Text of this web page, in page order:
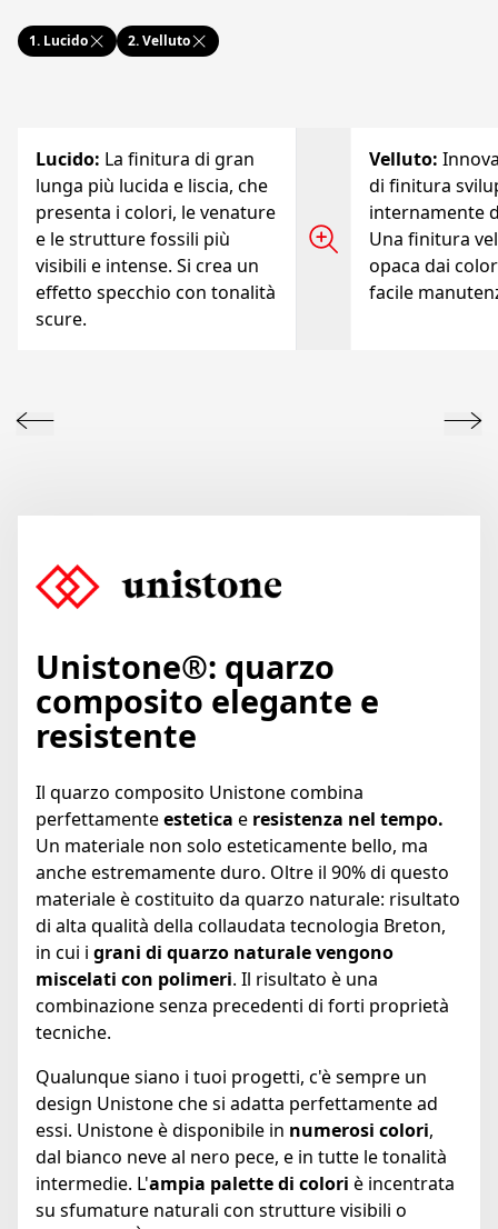
1. Lucido 2.Velluto
Lucido: La finitura di gran
lunga più lucida e liscia, che
presenta i colori, le venature
e le strutture fossili più
visibili e intense. Si crea un
effetto specchio con tonalità
scure.
Velluto:
di finitura
internamente
Una finitura
opaca dai
facile
Unistone®: quarzo
composito elegante e
resistente
Il quarzo composito Unistone combina
perfettamenteestetica e resistenza nel tempo.
Un materiale non solo esteticamente bello, ma
anche estremamente duro. Oltre il 90% di questo
materiale è costituito da quarzo naturale: risultato
di alta qualità della collaudata tecnologia Breton,
in cui i grani di quarzo naturale vengono
miscelati con polimeri. Il risultato è una
combinazione senza precedenti di forti proprietà
tecniche.
Qualunque siano i tuoi progetti, c'è sempre un
design Unistone che si adatta perfettamente ad
essi. Unistone è disponibile in numerosi colori,
dal bianco neve al nero pece, e in tutte le tonalità
intermedie. L'ampia palette di colori è incentrata
su sfumature naturali con strutture visibili o